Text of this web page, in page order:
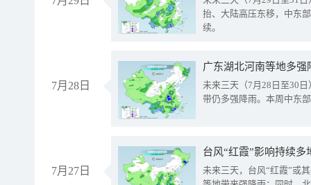
抬、大陆高压东移，中东
续。
7月28日
广东湖北河南等地多
未来三天（7月28日至30
带仍多强降雨。本周中东
7月27日
台风“红霞”影响持续
未来三天，台风“红霞”或